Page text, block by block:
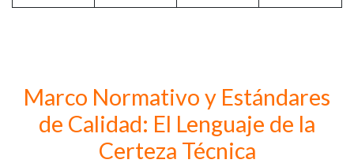
Marco Normativo y Estándares
de Calidad: El Lenguaje de la
Certeza Técnica